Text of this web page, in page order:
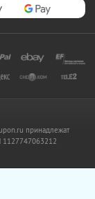
принадлежат
1127747063212